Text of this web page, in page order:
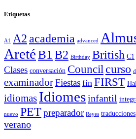
Etiquetas
A1 A2academia advanced
AretéB1 B2 Birthday British C1
Clases conversación Council curso
examinadorFiestas fin FIRST
idiomas Idiomesinfantil
nuevo PETpreparador Reyes traducciones
verano